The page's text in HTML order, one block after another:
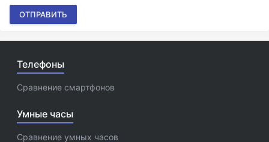
ОТПРАВИТЬ
Телефоны
Сравнение смартфонов
Умные часы
Сравнение умных часов